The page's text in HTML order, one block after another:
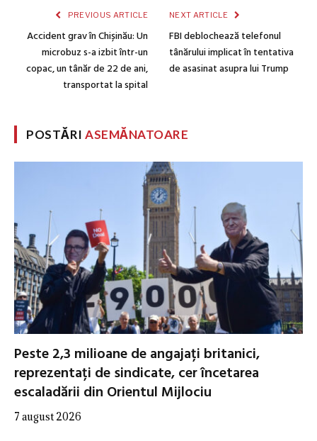
PREVIOUS ARTICLE
Accident grav în Chișinău: Un
microbuz s-a izbit într-un
copac, un tânăr de 22 de ani,
transportat la spital
NEXT ARTICLE
FBI deblochează telefonul
tânărului implicat în tentativa
de asasinat asupra lui Trump
POSTĂRIASEMĂNATOARE
Peste 2,3 milioane de angajați britanici,
reprezentați de sindicate, cer încetarea
escaladării din Orientul Mijlociu
7 august 2026